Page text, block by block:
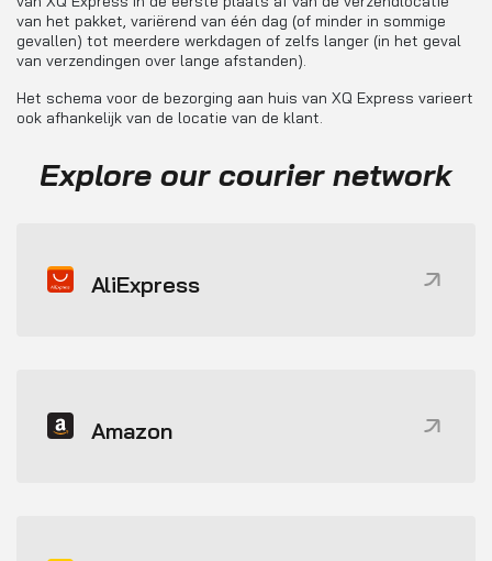
van het pakket, variërend van één dag (of minder in sommige
gevallen) tot meerdere werkdagen of zelfs langer (in het geval
van verzendingen over lange afstanden).
Het schema voor de bezorging aan huis van XQ Express varieert
ook afhankelijk van de locatie van de klant.
Explore our courier network
AliExpress
Amazon